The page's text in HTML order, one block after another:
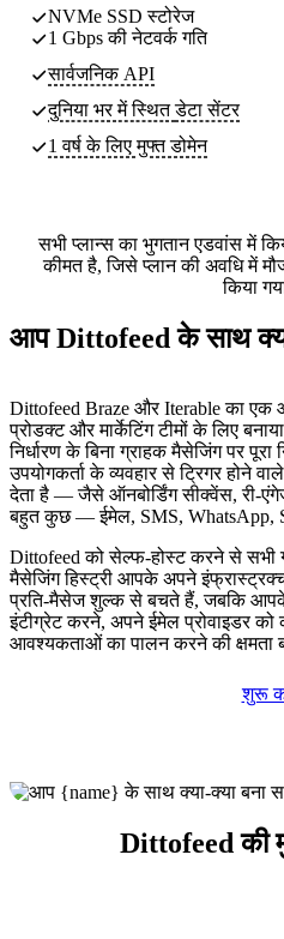
NVMe SSD स्टोरेज
1 Gbps की नेटवर्क गति
सार्वजनिक API
दुनिया भर में स्थितडेटा सेंटर
1 वर्ष के लिए मुफ्त डोमेन
सभी प्लान्स का भुगतान एडवांस में
कीमत है, जिसे प्लान की अवधि में
किया
आप Dittofeed के साथ
Dittofeed Braze और Iterable का एक
प्रोडक्ट और मार्केटिंग टीमों के लिए
निर्धारण के बिना ग्राहक मैसेजिंग पर
उपयोगकर्ता के व्यवहार से ट्रिगर होने
देता है — जैसे ऑनबोर्डिंग सीक्वेंस, री-
बहुत कुछ — ईमेल, SMS, WhatsApp,
Dittofeed को सेल्फ-होस्ट करने से सभी
मैसेजिंग हिस्ट्री आपके अपने
प्रति-मैसेज शुल्क से बचते हैं, जबकि
इंटीग्रेट करने, अपने ईमेल प्रोवाइडर
आवश्यकताओं का पालन करने की क्षमता
शुरू
Dittofeed की